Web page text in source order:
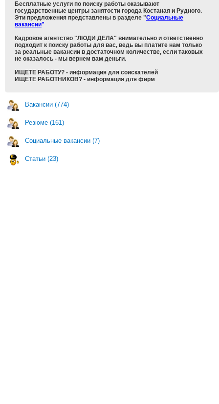
Бесплатные услуги по поиску работы оказывают
государственные центры занятости города Костаная и Рудного.
Эти предложения представлены в разделе "Социальные
вакансии"
Кадровое агентство "ЛЮДИ ДЕЛА" внимательно и ответственно
подходит к поиску работы для вас, ведь вы платите нам только
за реальные вакансии в достаточном количестве, если таковых
не оказалось - мы вернем вам деньги.
ИЩЕТЕ РАБОТУ? - информация для соискателей
ИЩЕТЕ РАБОТНИКОВ? - информация для фирм
Вакансии (774)
Резюме (161)
Социальные вакансии (7)
Статьи (23)